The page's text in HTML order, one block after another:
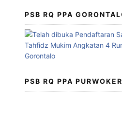
PSB RQ PPA
PSB RQ PPA